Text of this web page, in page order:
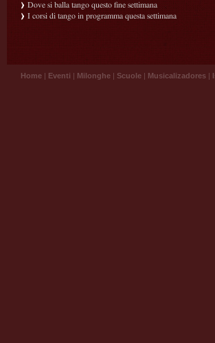
Dove si balla tango questo fine settimana
I corsi di tango in programma questa settimana
Home | Eventi | Milonghe | Scuole | Musicalizadores |